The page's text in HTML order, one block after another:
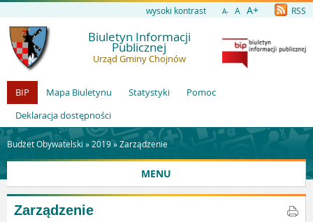
wysoki kontrast A- A A+ RSS
Biuletyn Informacji
Publicznej
Urząd Gminy Chojnów
BIP Mapa Biuletynu Statystyki
Pomoc
Deklaracja dostępności
Budżet Obywatelski » 2019»Zarządzenie
MENU
Zarządzenie